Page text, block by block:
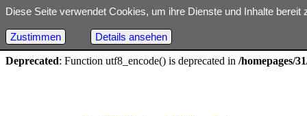
18
Deprecated: Function utf8_encode() is deprecated in /homepages/
Diese Seite verwendet Cookies, um ihre Dienste und Inhalte
Zustimmen Details ansehen